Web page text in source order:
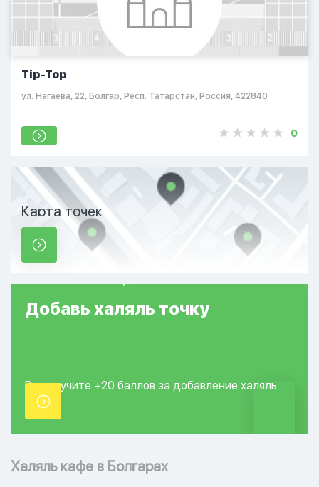
Tip-Top
ул. Нагаева, 22, Болгар, Респ. Татарстан, Россия, 422840
0
Карта точек
Добавь халяль точку
Вы получите +20 баллов за добавление халяль
точки.
Халяль кафе в Болгарах